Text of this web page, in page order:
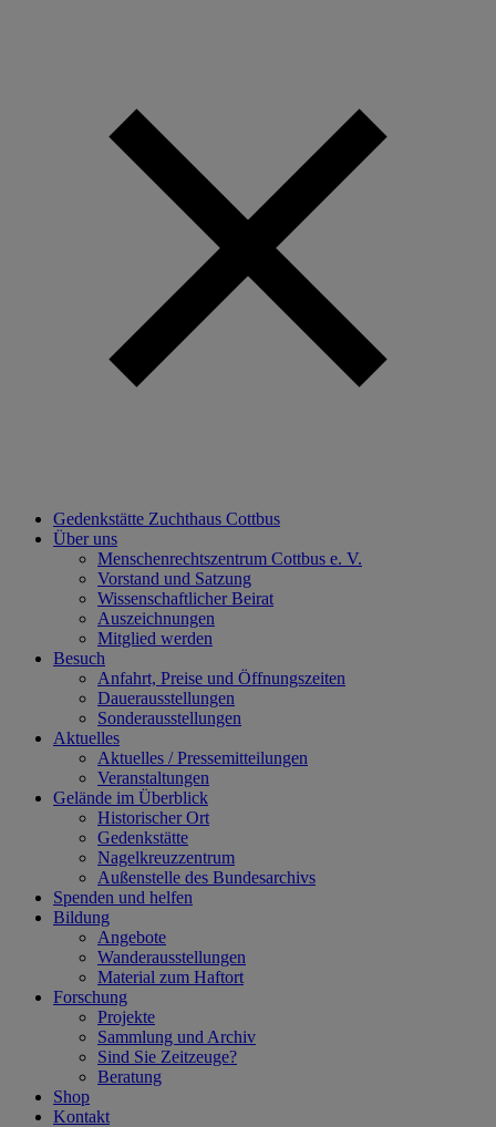
Gedenkstätte Zuchthaus Cottbus
Über uns
Menschenrechtszentrum Cottbus e. V.
Vorstand und Satzung
Wissenschaftlicher Beirat
Auszeichnungen
Mitglied werden
Besuch
Anfahrt, Preise und Öffnungszeiten
Dauerausstellungen
Sonderausstellungen
Aktuelles
Aktuelles / Pressemitteilungen
Veranstaltungen
Gelände im Überblick
Historischer Ort
Gedenkstätte
Nagelkreuzzentrum
Außenstelle des Bundesarchivs
Spenden und helfen
Bildung
Angebote
Wanderausstellungen
Material zum Haftort
Forschung
Projekte
Sammlung und Archiv
Sind Sie Zeitzeuge?
Beratung
Shop
Kontakt